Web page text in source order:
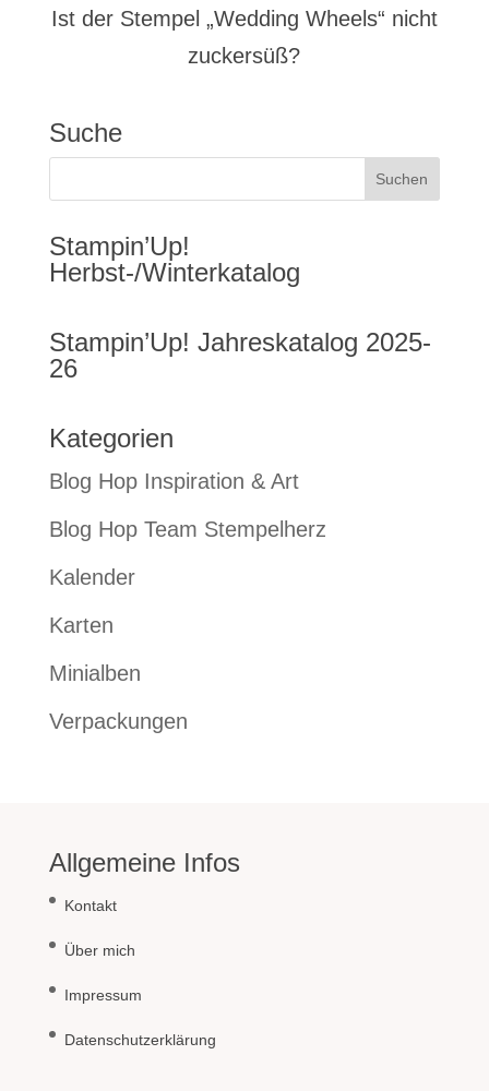
Ist der Stempel „Wedding Wheels“ nicht
zuckersüß?
Suche
Stampin’Up!
Herbst-/Winterkatalog
Stampin’Up! Jahreskatalog 2025-
26
Kategorien
Blog Hop Inspiration & Art
Blog Hop Team Stempelherz
Kalender
Karten
Minialben
Verpackungen
Allgemeine Infos
Kontakt
Über mich
Impressum
Datenschutzerklärung